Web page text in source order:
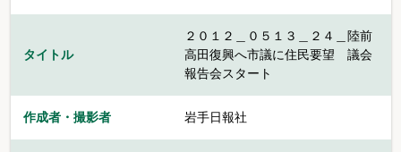
タイトル
２０１２＿０５１３＿２４＿陸前
高田復興へ市議に住民要望 議会
報告会スタート
作成者・撮影者 岩手日報社